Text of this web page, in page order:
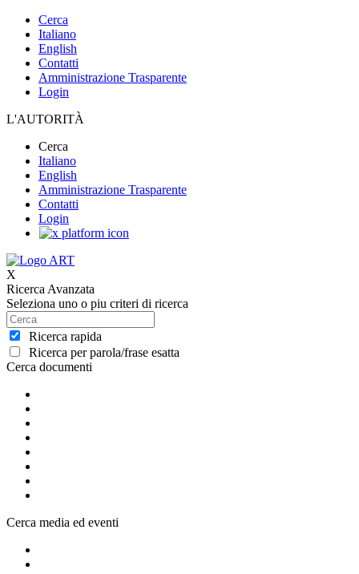
Cerca
Italiano
English
Contatti
Amministrazione Trasparente
Login
L'AUTORITÀ
Cerca
Italiano
English
Amministrazione Trasparente
Contatti
Login
X
Ricerca Avanzata
Seleziona uno o piu criteri di ricerca
Ricerca rapida
Ricerca per parola/frase esatta
Cerca documenti
Cerca media ed eventi